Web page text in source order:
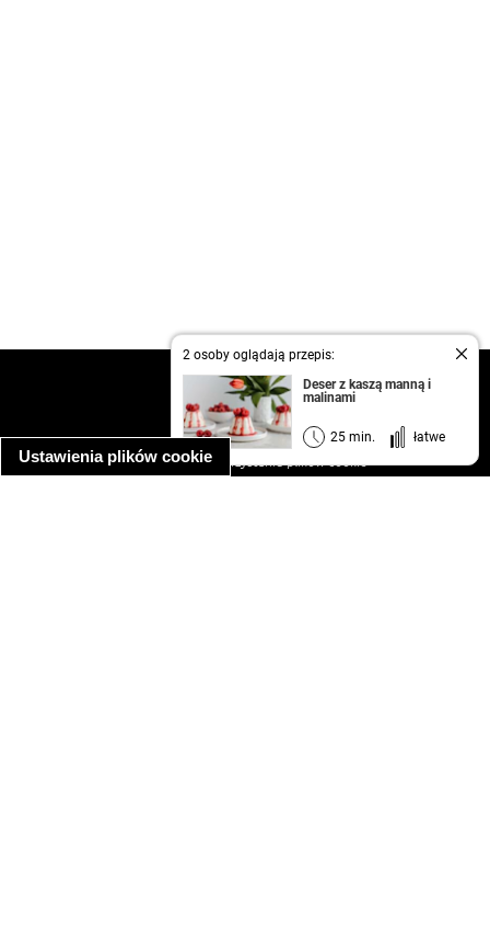
Ustawienia plików cookie
2 osoby oglądają przepis:
Deser z kaszą manną i
malinami
25 min. łatwe
kontakt
regulamin
informacja o prywatności
informacja o wykorzystaniu plików cookie